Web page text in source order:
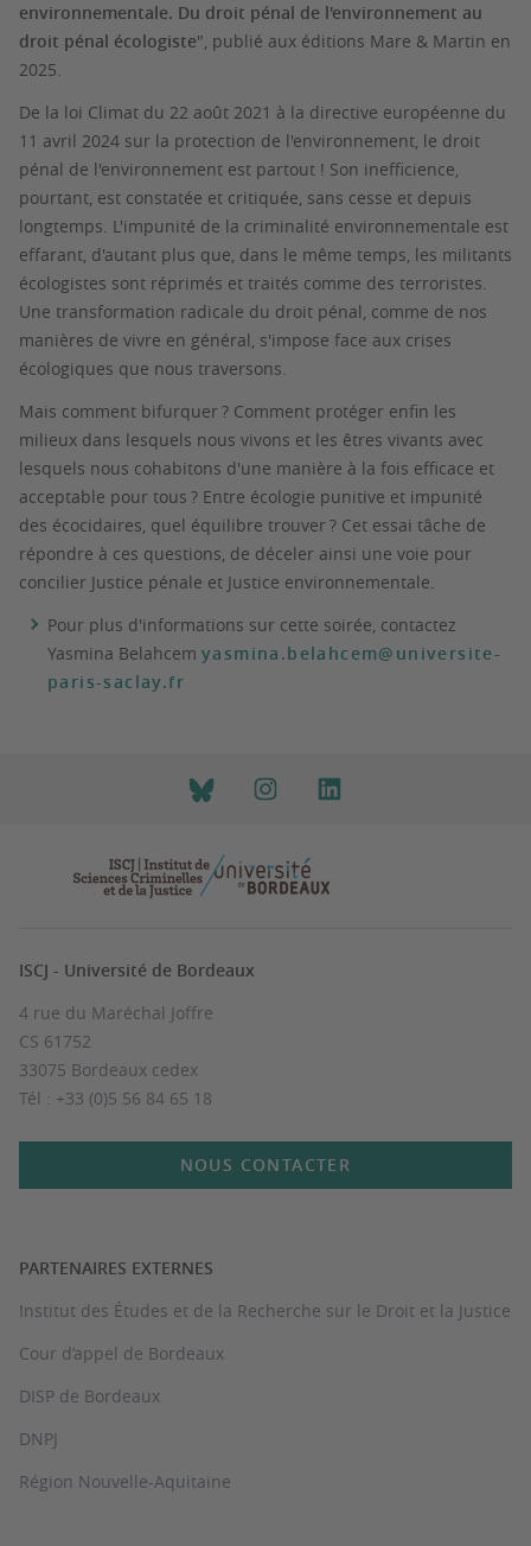
environnementale. Du droit pénal de l'environnement au
droit pénal écologiste", publié aux éditions Mare & Martin en
2025.
De la loi Climat du 22 août 2021 à la directive européenne du
11 avril 2024 sur la protection de l'environnement, le droit
pénal de l'environnement est partout ! Son inefficience,
pourtant, est constatée et critiquée, sans cesse et depuis
longtemps. L'impunité de la criminalité environnementale est
effarant, d'autant plus que, dans le même temps, les militants
écologistes sont réprimés et traités comme des terroristes.
Une transformation radicale du droit pénal, comme de nos
manières de vivre en général, s'impose face aux crises
écologiques que nous traversons.
Mais comment bifurquer ? Comment protéger enfin les
milieux dans lesquels nous vivons et les êtres vivants avec
lesquels nous cohabitons d'une manière à la fois efficace et
acceptable pour tous ? Entre écologie punitive et impunité
des écocidaires, quel équilibre trouver ? Cet essai tâche de
répondre à ces questions, de déceler ainsi une voie pour
concilier Justice pénale et Justice environnementale.
Pour plus d'informations sur cette soirée, contactez
Yasmina Belahcem yasmina.belahcem@universite-
paris-saclay.fr
ISCJ - Université de Bordeaux
4 rue du Maréchal Joffre
CS 61752
33075 Bordeaux cedex
Tél : +33 (0)5 56 84 65 18
NOUS CONTACTER
PARTENAIRES EXTERNES
Institut des Études et de la Recherche sur le Droit et la Justice
Cour d’appel de Bordeaux
DISP de Bordeaux
DNPJ
Région Nouvelle-Aquitaine